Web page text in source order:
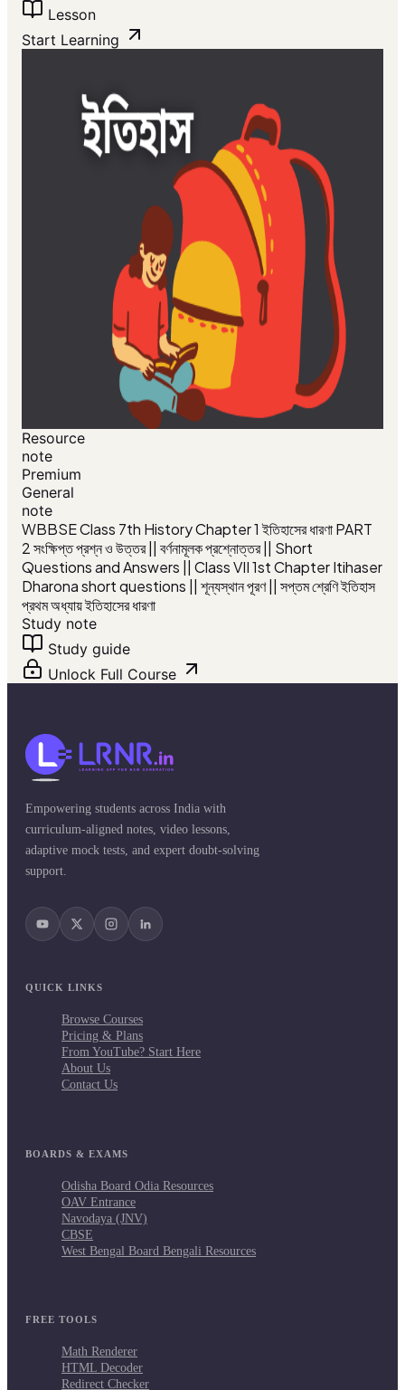
Lesson
Start Learning
Resource
note
Premium
General
note
WBBSE Class 7th History Chapter 1 ইতিহাসের ধারণা PART
2 সংক্ষিপ্ত প্রশ্ন ও উত্তর || বর্ণনামূলক প্রশ্নোত্তর || Short
Questions and Answers || Class VII 1st Chapter Itihaser
Dharona short questions || শূন্যস্থান পূরণ || সপ্তম শ্রেণি ইতিহাস
প্রথম অধ্যায় ইতিহাসের ধারণা
Study note
Study guide
Unlock Full Course
Empowering students across India with
curriculum-aligned notes, video lessons,
adaptive mock tests, and expert doubt-solving
support.
QUICK LINKS
Browse Courses
Pricing & Plans
From YouTube? Start Here
About Us
Contact Us
BOARDS & EXAMS
Odisha Board Odia Resources
OAV Entrance
Navodaya (JNV)
CBSE
West Bengal Board Bengali Resources
FREE TOOLS
Math Renderer
HTML Decoder
Redirect Checker